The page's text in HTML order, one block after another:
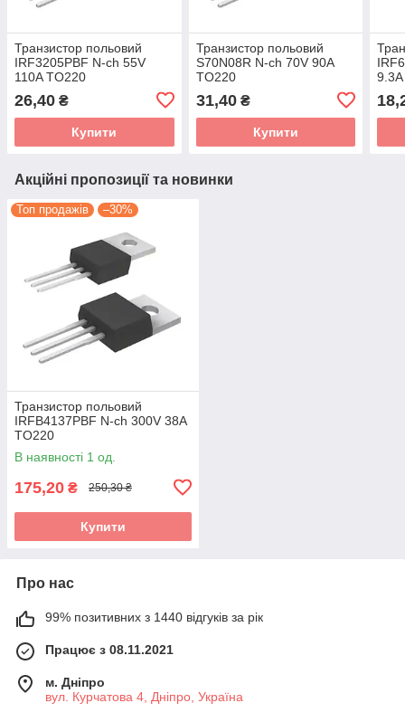
Транзистор польовий
IRF3205PBF N-ch 55V
110A TO220
26,40 ₴
Купити
Транзистор польовий
S70N08R N-ch 70V 90A
TO220
31,40₴
Купити
Акційні пропозиції та новинки
Топ продажів –30%
Транзистор польовий
IRFB4137PBF N-ch 300V 38A
TO220
В наявності 1 од.
175,20 ₴ 250,30 ₴
Купити
Про нас
99% позитивних з 1440 відгуків за рік
Працює з 08.11.2021
м. Дніпро
вул. Курчатова 4, Дніпро, Україна